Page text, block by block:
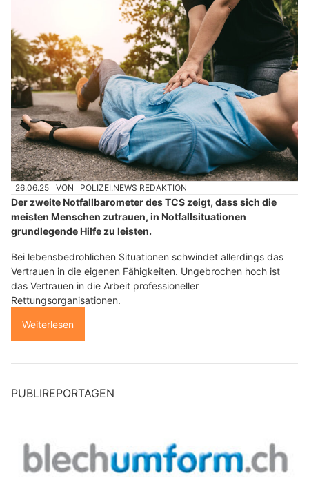
26.06.25 VON POLIZEI.NEWS REDAKTION
Der zweite Notfallbarometer des TCS zeigt, dass sich die
meisten Menschen zutrauen, in Notfallsituationen
grundlegende Hilfe zu leisten.
Bei lebensbedrohlichen Situationen schwindet allerdings das
Vertrauen in die eigenen Fähigkeiten. Ungebrochen hoch ist
das Vertrauen in die Arbeit professioneller
Rettungsorganisationen.
Weiterlesen
PUBLIREPORTAGEN